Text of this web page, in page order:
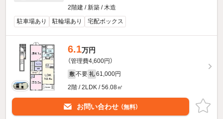
2階建 / 新築 / 木造
駐車場あり
駐輪場あり 宅配ボックス
6.1万円
（管理費4,600円）
敷 不要 礼 61,000円
2階 / 2LDK / 56.08㎡
お問い合わせ （無料）